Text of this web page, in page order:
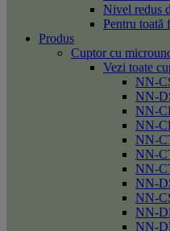
Nivel redus
Pentru toată
Produs
Cuptor cu
Vezi toate
NN-
NN-
NN-
NN-
NN-
NN-
NN-
NN-
NN-
NN-
NN-